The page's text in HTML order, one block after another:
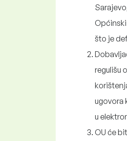
Općinski
što je
regulišu
ugovora
u
OU će